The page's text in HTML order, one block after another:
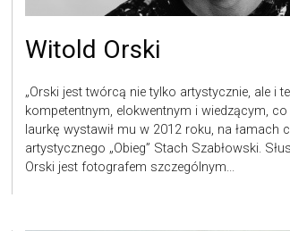
Witold Orski
„Orski jest twórcą nie tylko artystycznie, ale i
kompetentnym, elokwentnym i wiedzącym, co
laurkę wystawił mu w 2012 roku, na łamach
artystycznego „Obieg” Stach Szabłowski.
Orski jest fotografem szczególnym...